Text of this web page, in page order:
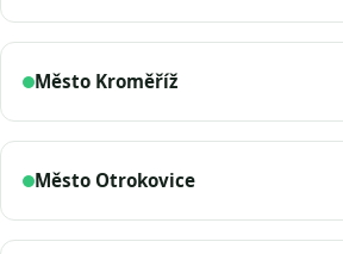
Město Kroměříž
Město Otrokovice